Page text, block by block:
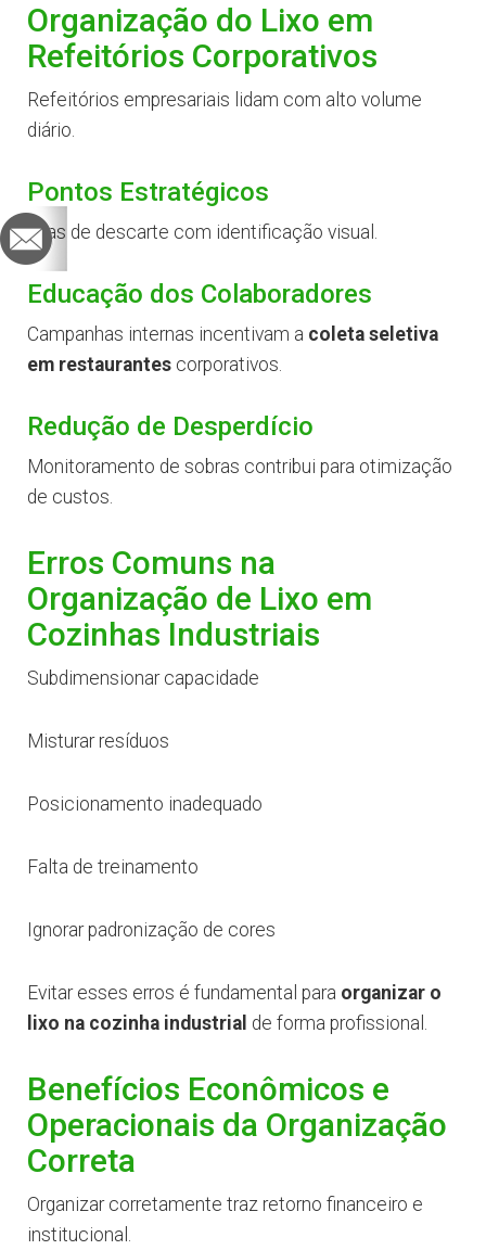
Organização do Lixo em
Refeitórios Corporativos
Refeitórios empresariais lidam com alto volume
diário.
Pontos Estratégicos
Ilhas de descarte com identificação visual.
Educação dos Colaboradores
Campanhas internas incentivam a coleta seletiva
em restaurantes corporativos.
Redução de Desperdício
Monitoramento de sobras contribui para otimização
de custos.
Erros Comuns na
Organização de Lixo em
Cozinhas Industriais
Subdimensionar capacidade
Misturar resíduos
Posicionamento inadequado
Falta de treinamento
Ignorar padronização de cores
Evitar esses erros é fundamental para organizar o
lixo na cozinha industrial de forma profissional.
Benefícios Econômicos e
Operacionais da Organização
Correta
Organizar corretamente traz retorno financeiro e
institucional.